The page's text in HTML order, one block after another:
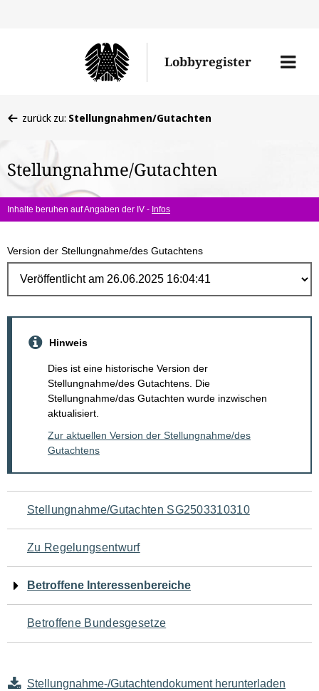
Lobbyregister
Menü
befinden
hier:
zurück zu: Stellungnahmen/Gutachten
Stellungnahme/Gutachten
Inhalte beruhen auf Angaben der IV - Infos
Version der Stellungnahme/des Gutachtens
Hinweis
Dies ist eine historische Version der
Stellungnahme/des Gutachtens. Die
Stellungnahme/das Gutachten wurde inzwischen
aktualisiert.
Zur aktuellen Version der Stellungnahme/des
Gutachtens
Navigation
für
den
Seiteninhalt
Stellungnahme/Gutachten SG2503310310
Zu Regelungsentwurf
Betroffene Interessenbereiche
Betroffene Bundesgesetze
Stellungnahme-/Gutachtendokument herunterladen